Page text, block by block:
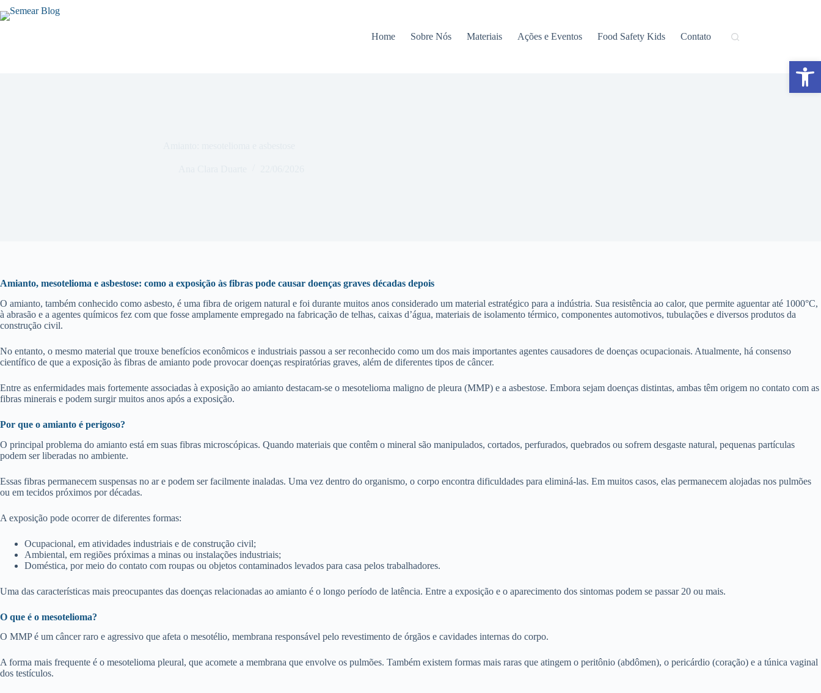
Home Sobre Nós Materiais Ações e Eventos Food Safety Kids Contato
Amianto, mesotelioma e asbestose: como a exposição às fibras pode causar doenças graves décadas depois
O amianto, também conhecido como asbesto, é uma fibra de origem natural e foi durante muitos anos considerado um material estratégico para a indústria. Sua resistência ao calor, que permite aguentar até 1000°C,
à abrasão e a agentes químicos fez com que fosse amplamente empregado na fabricação de telhas, caixas d’água, materiais de isolamento térmico, componentes automotivos, tubulações e diversos produtos da
construção civil.
No entanto, o mesmo material que trouxe benefícios econômicos e industriais passou a ser reconhecido como um dos mais importantes agentes causadores de doenças ocupacionais. Atualmente, há consenso
científico de que a exposição às fibras de amianto pode provocar doenças respiratórias graves, além de diferentes tipos de câncer.
Entre as enfermidades mais fortemente associadas à exposição ao amianto destacam-se o mesotelioma maligno de pleura (MMP) e a asbestose. Embora sejam doenças distintas, ambas têm origem no contato com as
fibras minerais e podem surgir muitos anos após a exposição.
Por que o amianto é perigoso?
O principal problema do amianto está em suas fibras microscópicas. Quando materiais que contêm o mineral são manipulados, cortados, perfurados, quebrados ou sofrem desgaste natural, pequenas partículas
podem ser liberadas no ambiente.
Essas fibras permanecem suspensas no ar e podem ser facilmente inaladas. Uma vez dentro do organismo, o corpo encontra dificuldades para eliminá-las. Em muitos casos, elas permanecem alojadas nos pulmões
ou em tecidos próximos por décadas.
A exposição pode ocorrer de diferentes formas:
Ocupacional, em atividades industriais e de construção civil;
Ambiental, em regiões próximas a minas ou instalações industriais;
Doméstica, por meio do contato com roupas ou objetos contaminados levados para casa pelos trabalhadores.
Uma das características mais preocupantes das doenças relacionadas ao amianto é o longo período de latência. Entre a exposição e o aparecimento dos sintomas podem se passar 20 ou mais.
O que é o mesotelioma?
O MMP é um câncer raro e agressivo que afeta o mesotélio, membrana responsável pelo revestimento de órgãos e cavidades internas do corpo.
A forma mais frequente é o mesotelioma pleural, que acomete a membrana que envolve os pulmões. Também existem formas mais raras que atingem o peritônio (abdômen), o pericárdio (coração) e a túnica vaginal
dos testículos.
Abrir a barra de ferramentas